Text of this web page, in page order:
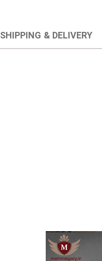
SHIPPING & DELIVERY